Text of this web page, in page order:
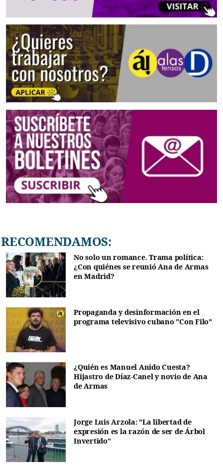
RECOMENDAMOS:
No solo un romance. Trama política:
¿Con quiénes se reunió Ana de Armas
en Madrid?
Propaganda y desinformación en el
programa televisivo cubano "Con Filo"
¿Quién es Manuel Anido Cuesta?
Hijastro de Díaz-Canel y novio de Ana
de Armas
Jorge Luis Arzola: "La libertad de
expresión es la razón de ser de Árbol
Invertido"